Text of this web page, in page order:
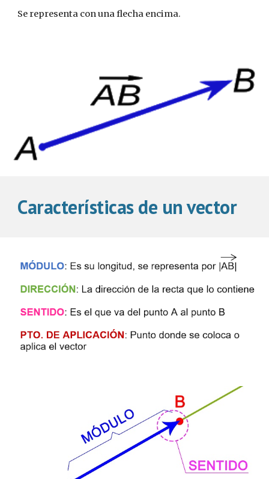
Se representa con una flecha encima.
Características de un vector